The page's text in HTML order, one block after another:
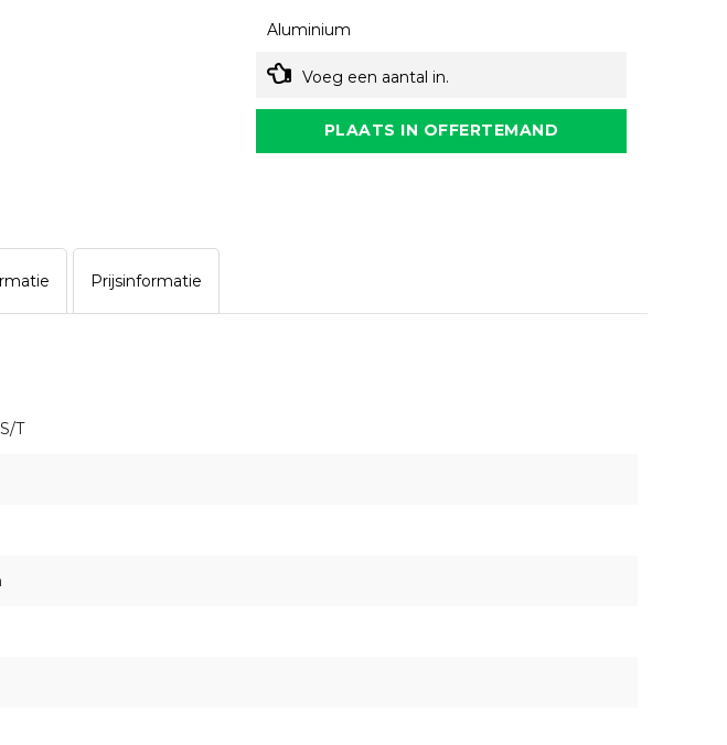
Aluminium
Voeg een aantal in.
PLAATS IN OFFERTEMAND
Prijsinformatie
T